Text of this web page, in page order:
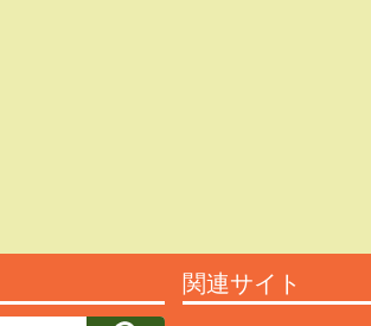
関連サイト